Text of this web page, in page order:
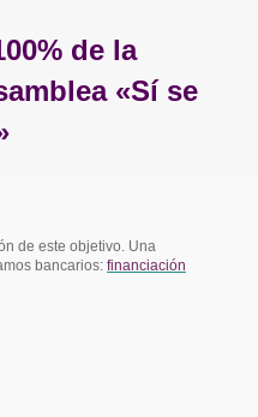
de la
«Sí se
de este objetivo. Una
bancarios: financiación